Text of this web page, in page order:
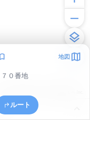
地図
０番地
ルート